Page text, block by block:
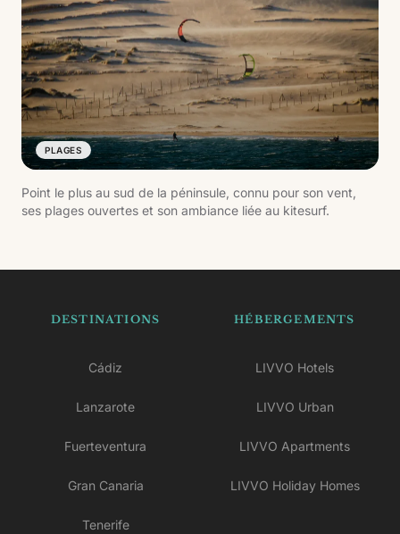
PLAGES
Point le plus au sud de la péninsule, connu pour son vent,
ses plages ouvertes et son ambiance liée au kitesurf.
DESTINATIONS
Cádiz
Lanzarote
Fuerteventura
Gran Canaria
Tenerife
HÉBERGEMENTS
LIVVO Hotels
LIVVO Urban
LIVVO Apartments
LIVVO Holiday Homes